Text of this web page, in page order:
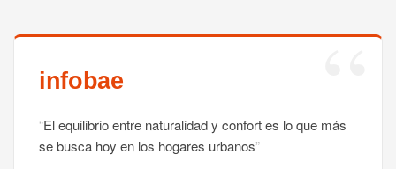
El equilibrio entre naturalidad y confort es lo que más
se busca hoy en los hogares urbanos